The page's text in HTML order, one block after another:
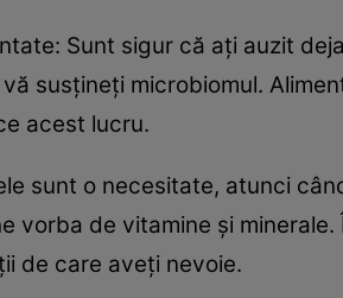
Sunt sigur că ați auzit
susțineți microbiomul.
acest lucru.
sunt o necesitate, atunci
vorba de vitamine și
de care aveți nevoie.